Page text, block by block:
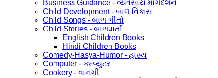
Business Guidance - વ્યવસાય માર્ગદર્શન
Child Development - બાળ વિકાસ
Child Songs - બાળ ગીતો
Child Stories - બાળવાર્તા
English Children Books
Hindi Children Books
Comedy-Hasya-Humor - હાસ્ય
Computer - કમ્પ્યુટર
Cookery - વાનગી